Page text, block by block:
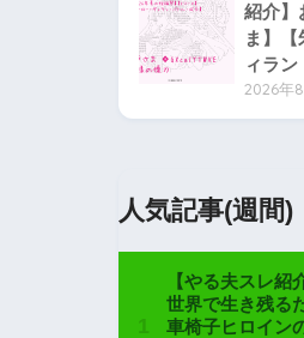
紹介】
ま】
ィラン
2026年
人気記事(週間)